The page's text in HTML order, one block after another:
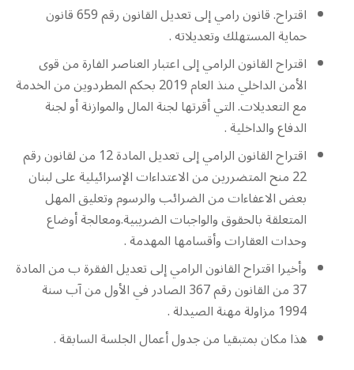
اقتراح. قانون رامي إلى تعديل القانون رقم 659 قانون
حماية المستهلك وتعديلاته .
اقتراح القانون الرامي إلى اعتبار العناصر الفارة من قوى
الأمن الداخلي منذ العام 2019 بحكم المطردوين من الخدمة
مع التعديلات. التي أقرتها لجنة المال والموازنة أو لجنة
الدفاع والداخلية .
اقتراح القانون الرامي إلى تعديل المادة 12 من لقانون رقم
22 منح المتضررين من الاعتداءات الإسرائيلية على لبنان
بعض الاعفاءات من الضرائب والرسوم وتعليق المهل
المتعلقة بالحقوق والواجبات الضريبية.ومعالجة أوضاع
وحدات العقارات وأقسامها المهدمة .
وأخيرا اقتراح القانون الرامي إلى تعديل الفقرة ب من المادة
37 من القانون رقم 367 الصادر في الأول من آب سنة
1994 مزاولة مهنة الصيدلة .
هذا مكان بمتبقيا من جدول أعمال الجلسة السابقة .